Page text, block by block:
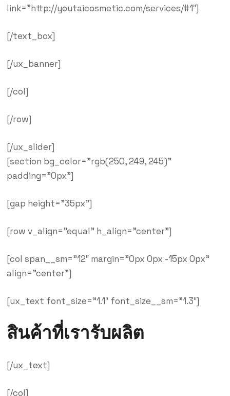
link=”http://youtaicosmetic.com/services/#1″]
[/text_box]
[/ux_banner]
[/col]
[/row]
[/ux_slider]
[section bg_color=”rgb(250, 249, 245)”
padding=”0px”]
[gap height=”35px”]
[row v_align=”equal” h_align=”center”]
[col span__sm=”12″ margin=”0px 0px -15px 0px”
align=”center”]
[ux_text font_size=”1.1″ font_size__sm=”1.3″]
สินค้าที่เรารับผลิต
[/ux_text]
[/col]